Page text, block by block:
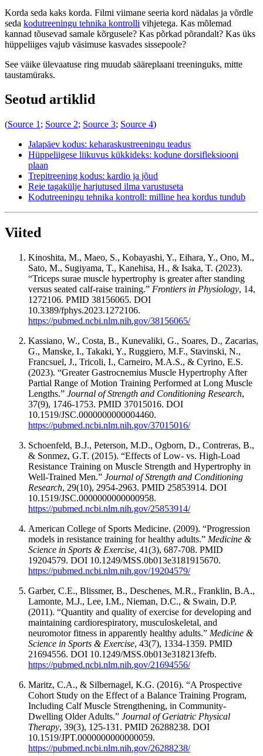
Korda seda kaks korda. Filmi viimane seeria kord nädalas ja võrdle
seda kodutreeningu tehnika kontrolli vihjetega. Kas mõlemad
kannad tõusevad samale kõrgusele? Kas põrkad põrandalt? Kas üks
hüppeliiges vajub väsimuse kasvades sissepoole?
See väike ülevaatuse ring muudab sääreplaani treeninguks, mitte
taustamüraks.
Seotud artiklid
(Source 1 ; Source 2; Source 3; Source 4)
Jalapäev kodus: keharaskustreeningu teadus
Hüppeliigese liikuvus kükkideks: kodune dorsifleksiooni
plaan
Trepitreening kodus: kardio ja jõud
Reie tagakülje harjutused ilma varustuseta
Kodutreeningu tehnika kontroll: milline hea kordus tundub
Viited
Kinoshita, M., Maeo, S., Kobayashi, Y., Eihara, Y., Ono, M.,
Sato, M., Sugiyama, T., Kanehisa, H., & Isaka, T. (2023).
“Triceps surae muscle hypertrophy is greater after standing
versus seated calf-raise training.” Frontiers in Physiology, 14,
1272106. PMID 38156065. DOI
10.3389/fphys.2023.1272106.
https://pubmed.ncbi.nlm.nih.gov/38156065/
Kassiano, W., Costa, B., Kunevaliki, G., Soares, D., Zacarias,
G., Manske, I., Takaki, Y., Ruggiero, M.F., Stavinski, N.,
Francsuel, J., Tricoli, I., Carneiro, M.A.S., & Cyrino, E.S.
(2023). “Greater Gastrocnemius Muscle Hypertrophy After
Partial Range of Motion Training Performed at Long Muscle
Lengths.” Journal of Strength and Conditioning Research,
37(9), 1746-1753. PMID 37015016. DOI
10.1519/JSC.0000000000004460.
https://pubmed.ncbi.nlm.nih.gov/37015016/
Schoenfeld, B.J., Peterson, M.D., Ogborn, D., Contreras, B.,
& Sonmez, G.T. (2015). “Effects of Low- vs. High-Load
Resistance Training on Muscle Strength and Hypertrophy in
Well-Trained Men.” Journal of Strength and Conditioning
Research, 29(10), 2954-2963. PMID 25853914. DOI
10.1519/JSC.0000000000000958.
https://pubmed.ncbi.nlm.nih.gov/25853914/
American College of Sports Medicine. (2009). “Progression
models in resistance training for healthy adults.” Medicine &
Science in Sports & Exercise, 41(3), 687-708. PMID
19204579. DOI 10.1249/MSS.0b013e3181915670.
https://pubmed.ncbi.nlm.nih.gov/19204579/
Garber, C.E., Blissmer, B., Deschenes, M.R., Franklin, B.A.,
Lamonte, M.J., Lee, I.M., Nieman, D.C., & Swain, D.P.
(2011). “Quantity and quality of exercise for developing and
maintaining cardiorespiratory, musculoskeletal, and
neuromotor fitness in apparently healthy adults.” Medicine &
Science in Sports & Exercise, 43(7), 1334-1359. PMID
21694556. DOI 10.1249/MSS.0b013e318213fefb.
https://pubmed.ncbi.nlm.nih.gov/21694556/
Maritz, C.A., & Silbernagel, K.G. (2016). “A Prospective
Cohort Study on the Effect of a Balance Training Program,
Including Calf Muscle Strengthening, in Community-
Dwelling Older Adults.” Journal of Geriatric Physical
Therapy, 39(3), 125-131. PMID 26288238. DOI
10.1519/JPT.0000000000000059.
https://pubmed.ncbi.nlm.nih.gov/26288238/